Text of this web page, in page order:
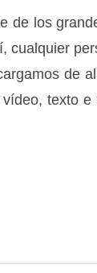
de los
cualquier
de
texto